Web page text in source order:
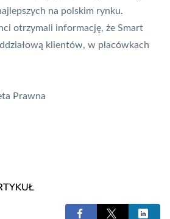
na polskim rynku.
otrzymali informację, że Smart
klientów, w placówkach
Prawna